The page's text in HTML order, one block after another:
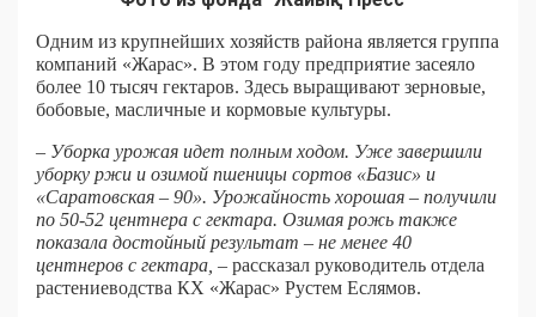
Одним из крупнейших хозяйств района является группа
компаний «Жарас». В этом году предприятие засеяло
более 10 тысяч гектаров. Здесь выращивают зерновые,
бобовые, масличные и кормовые культуры.
– Уборка урожая идет полным ходом. Уже завершили
уборку ржи и озимой пшеницы сортов «Базис» и
«Саратовская – 90». Урожайность хорошая – получили
по 50-52 центнера с гектара. Озимая рожь также
показала достойный результат – не менее 40
центнеров с гектара, – рассказал руководитель отдела
растениеводства КХ «Жарас» Рустем Еслямов.